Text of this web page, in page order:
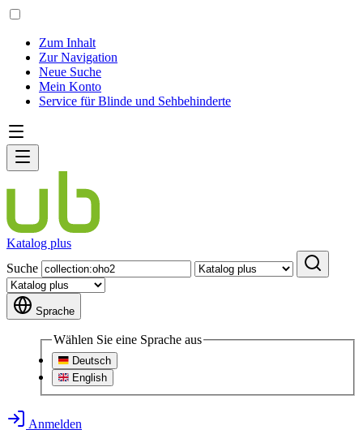
Zum Inhalt
Zur Navigation
Neue Suche
Mein Konto
Service für Blinde und Sehbehinderte
Katalog plus
Suche
Sprache
Wählen Sie eine Sprache aus
Deutsch
English
Anmelden